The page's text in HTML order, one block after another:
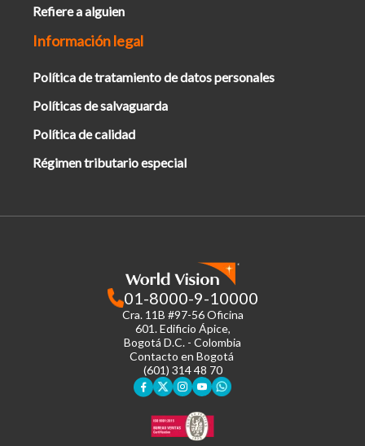
Refiere a alguien
Información legal
Política de tratamiento de datos personales
Políticas de salvaguarda
Política de calidad
Régimen tributario especial
01-8000-9-10000
Cra. 11B #97-56 Oficina
601.Edificio Ápice,
Bogotá D.C. - Colombia
Contacto en Bogotá
(601) 314 48 70